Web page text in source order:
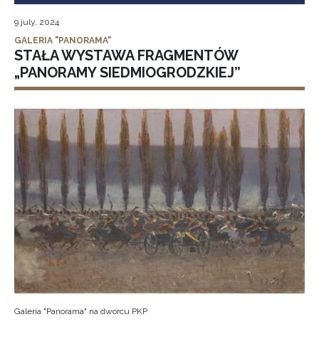
9 july, 2024
GALERIA "PANORAMA"
STAŁA WYSTAWA FRAGMENTÓW
„PANORAMY SIEDMIOGRODZKIEJ”
Galeria "Panorama" na dworcu PKP